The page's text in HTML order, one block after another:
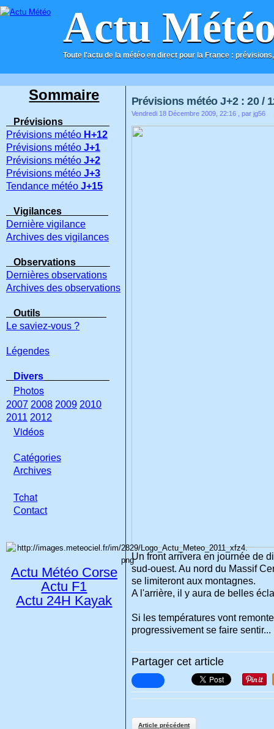
Actu
Toute l'actu de la météo en direct pour la France :
ACCUEIL CONTACT
Prévisions météo J+2 : 20 /
Vendredi 18 Décembre 2009, 22:16 , par jg56
Un front arrivera en journée de
sud-ouest. Au nord du Massif
se limiteront aux montagnes.
A l'arrière, il y aura de belles
Si les températures vont
progressivement se faire sentir...
Partager cet article
Article précédent
Sommaire
Prévisions
Prévisions météo H+12
Prévisions météo J+1
Prévisions météo J+2
Prévisions météo J+3
Tendance météo J+15
Vigilances
Dernière vigilance
Archives des vigilances
Observations
Dernières observations
Archives des observations
Outils
Le saviez-vous ?
Légendes
Divers
Photos
2007 2008 2009 2010
2011 2012
Vidéos
Catégories
Archives
Tchat
Contact
Actu Météo Corse
Actu F1
Actu 24H Kayak